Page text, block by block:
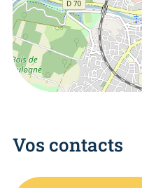
Vos contacts